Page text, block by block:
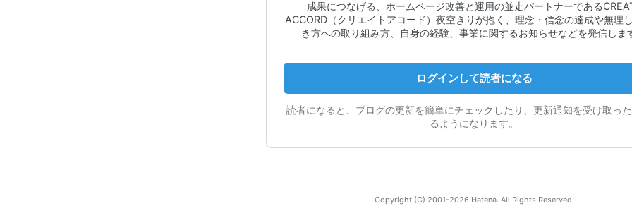
成果につなげる、ホームページ改善と運用の並走パートナーである
ACCORD（クリエイトアコード）夜空きりが抱く、理念・信念の達成や無理
き方への取り組み方、自身の経験、事業に関するお知らせなどを発信しま
ログインして読者になる
読者になると、ブログの更新を簡単にチェックしたり、更新通知を受け取っ
るようになります。
Copyright (C) 2001-2026 Hatena. All Rights Reserved.